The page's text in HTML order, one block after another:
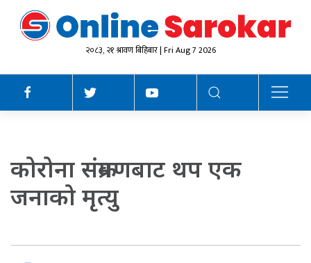
२०८३, २१ श्रावण बिहिबार | Fri Aug 7 2026
कोरोना संक्रमणबाट थप एक
जनाको मृत्यु